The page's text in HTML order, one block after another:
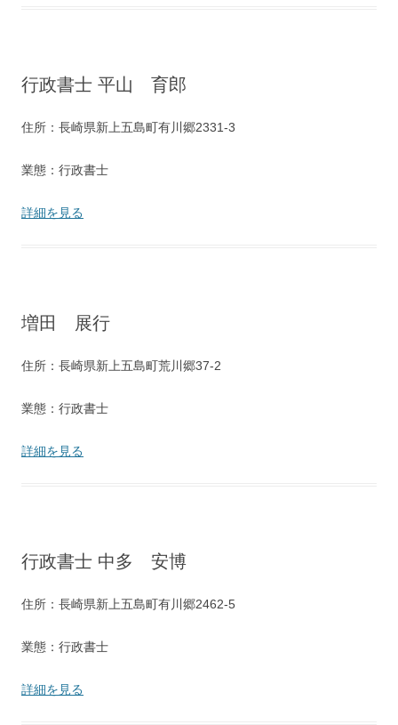
行政書士 平山 育郎
住所：長崎県新上五島町有川郷2331‐3
業態：行政書士
詳細を見る
増田 展行
住所：長崎県新上五島町荒川郷37-2
業態：行政書士
詳細を見る
行政書士 中多 安博
住所：長崎県新上五島町有川郷2462-5
業態：行政書士
詳細を見る